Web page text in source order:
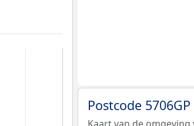
Postcode
Kaart van de omgeving